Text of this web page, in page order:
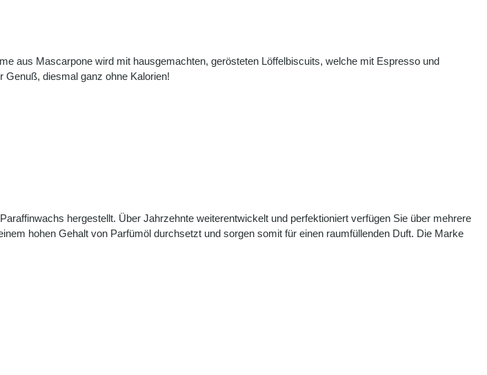
aus Mascarpone wird mit hausgemachten, gerösteten Löffelbiscuits, welche mit Espresso und
diesmal ganz ohne Kalorien!
hergestellt. Über Jahrzehnte weiterentwickelt und perfektioniert verfügen Sie über mehrere
hohen Gehalt von Parfümöl durchsetzt und sorgen somit für einen raumfüllenden Duft. Die Marke